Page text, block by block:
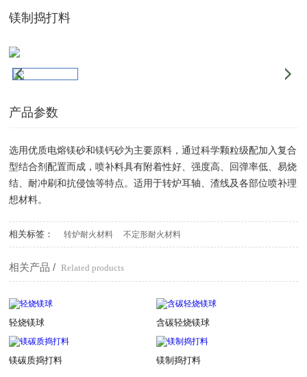
镁制捣打料
产品参数
选用优质电熔镁砂和镁钙砂为主要原料，通过科学颗粒级配加入复合
型结合剂配置而成，喷补料具有附着性好、强度高、回弹率低、易烧
结、耐冲刷和抗侵蚀等特点。适用于转炉耳轴、渣线及各部位喷补理
想材料。
相关标签： 转炉耐火材料 不定形耐火材料
相关产品 / Related products
轻烧镁球 含碳轻烧镁球
镁碳质捣打料 镁制捣打料